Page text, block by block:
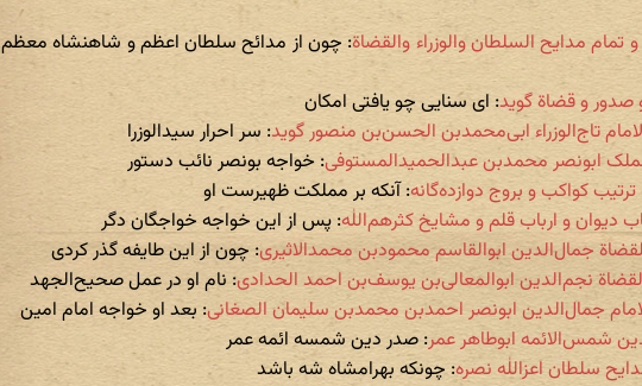
: چون از مدائح سلطان اعظم و شاهنشاه معظم
: ای سنایی چو یافتی امکان
: سر احرار سیدالوزرا
: خواجه بونصر نائب دستور
: آنکه بر مملکت ظهیرست او
: پس از این خواجه خواجگان دگر
: چون از این طایفه گذر کردی
: نام او در عمل صحیح‌الجهد
: بعد او خواجه امام امین
: صدر دین شمسه ائمه عمر
: چونکه بهرامشاه شه باشد